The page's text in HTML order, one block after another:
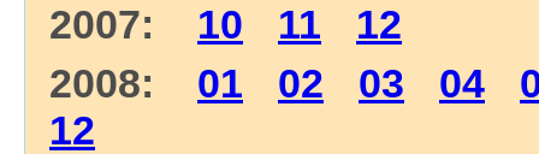
2007: 10 11
12
2008: 01 02 03 04
12